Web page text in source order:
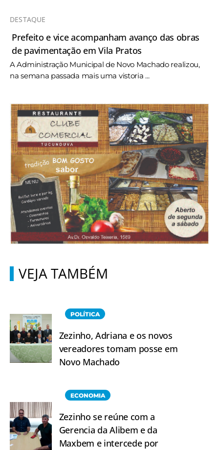
DESTAQUE
Prefeito e vice acompanham avanço das obras
de pavimentação em Vila Pratos
A Administração Municipal de Novo Machado realizou,
na semana passada mais uma vistoria ...
VEJA TAMBÉM
POLÍTICA
Zezinho, Adriana e os novos
vereadores tomam posse em
Novo Machado
ECONOMIA
Zezinho se reúne com a
Gerencia da Alibem e da
Maxbem e intercede por